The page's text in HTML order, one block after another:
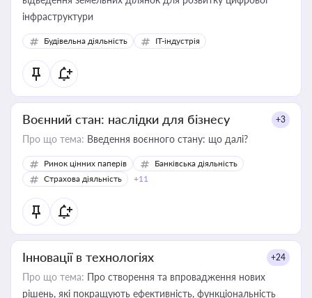
інфраструктури
Будівельна діяльність IT-індустрія
Воєнний стан: наслідки для бізнесу +3
Про що тема: Введення воєнного стану: що далі?
Ринок цінних паперів
Банківська діяльність
Страхова діяльність
+11
Інновації в технологіях +24
Про що тема: Про створення та впровадження нових
рішень, які покращують ефективність, функціональність